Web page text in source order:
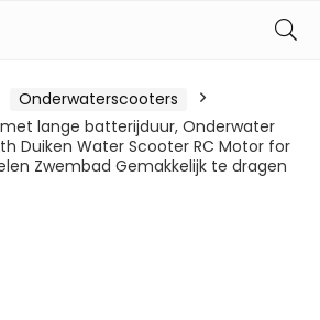
Onderwaterscooters
lange batterijduur, Onderwater
Duiken Water Scooter RC Motor for
Zwembad Gemakkelijk te dragen